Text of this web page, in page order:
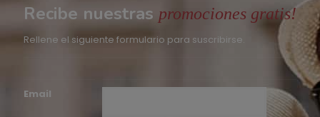
Recibe nuestras promociones gratis!
Rellene el siguiente formulario para suscribirse.
Email